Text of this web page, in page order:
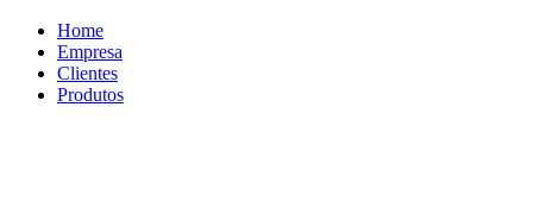
Home
Empresa
Clientes
Produtos